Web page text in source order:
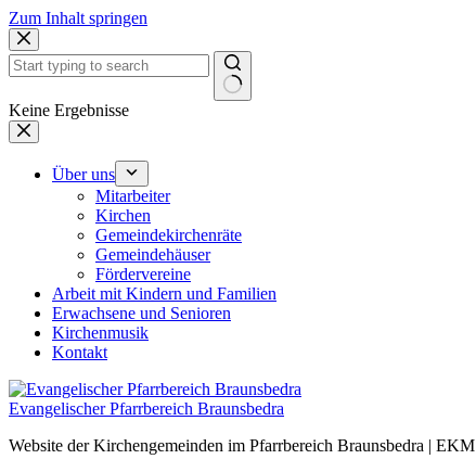
Zum Inhalt springen
Keine Ergebnisse
Über uns
Mit­ar­bei­ter
Kir­chen
Gemein­de­kir­chen­rä­te
Gemein­de­häu­ser
För­der­ver­ei­ne
Arbeit mit Kin­dern und Fami­li­en
Erwach­se­ne und Senio­ren
Kir­chen­mu­sik
Kon­takt
Evangelischer Pfarrbereich Braunsbedra
Website der Kirchengemeinden im Pfarrbereich Braunsbedra | EKM